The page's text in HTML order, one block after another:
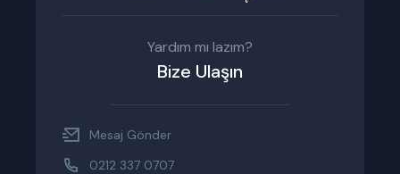
Yardım mı lazım?
Bize Ulaşın
Mesaj Gönder
0212 337 0707